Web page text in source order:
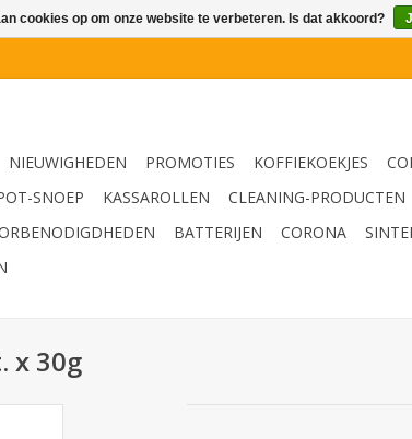
NIEUWIGHEDEN PROMOTIES KOFFIEKOEKJES
SNOEP
KASSAROLLEN CLEANING-PRODUCTEN
BATTERIJEN CORONA
x 30g
cookies op om onze website te verbeteren. Is dat akkoord?